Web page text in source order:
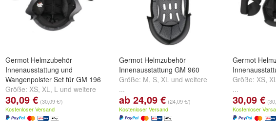
Germot Helmzubehör
Innenausstattung und
Wangenpolster Set für GM 196
Größe: XS, XL, L und weitere
...
30,09 € (30,09 €/)
Kostenloser Versand
Germot Helmzubehör
Innenausstattung GM 960
Größe: M, S, XL und weitere
...
ab 24,09 € (24,09 €/)
Kostenloser Versand
Germot
Größe: XS,
...
30,09 €
Kostenloser